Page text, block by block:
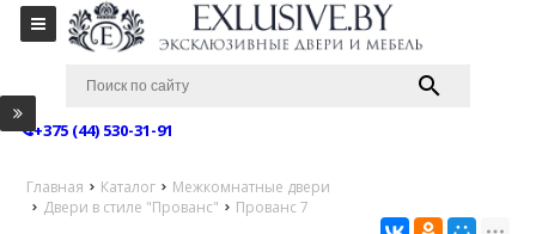
+375 (44) 530-31-91
Главная Каталог
Межкомнатные двери
Двери в стиле "Прованс"
Прованс 7